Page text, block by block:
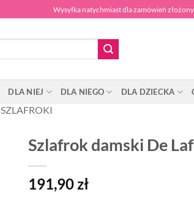
Wysyłka natychmiast dla zamówień
DLA NIEJ DLA NIEGO DLA DZIECKA
SZLAFROKI
Szlafrok damski De
191,90zł